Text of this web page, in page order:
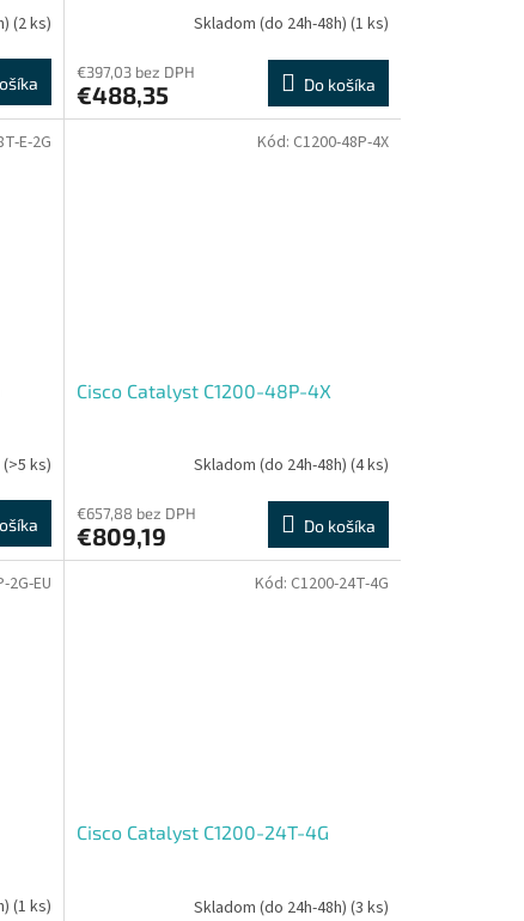
(2 ks) Skladom (do 24h-48h) (1 ks)
€397,03 bez DPH
€488,35 Do košíka
(>5 ks)
E-2G
Cisco Catalyst C1200-48P-4X
Skladom (do 24h-48h) (4 ks)
€657,88 bez DPH
€809,19 Do košíka
Kód: C1200-48P-4X
(1 ks)
2G-EU
Cisco Catalyst C1200-24T-4G
Skladom (do 24h-48h) (3 ks)
Kód: C1200-24T-4G